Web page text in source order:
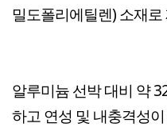
밀도폴리에틸렌) 소재
알루미늄 선박 대비 약
하고 연성 및 내충격성